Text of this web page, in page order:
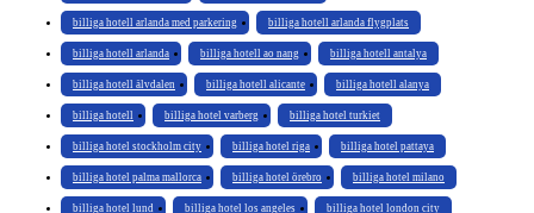
billiga hotell arlanda med parkering billiga hotell arlanda flygplats
billiga hotell arlanda billiga hotell ao nang billiga hotell antalya
billiga hotell älvdalen billiga hotell alicante billiga hotell alanya
billiga hotell billiga hotel varberg billiga hotel turkiet
billiga hotel stockholm city billiga hotel riga billiga hotel pattaya
billiga hotel palma mallorca billiga hotel örebro billiga hotel milano
billiga hotel lund billiga hotel los angeles billiga hotel london city